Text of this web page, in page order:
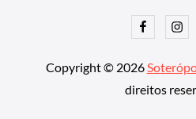
Facebook
Copyright © 2026
direitos